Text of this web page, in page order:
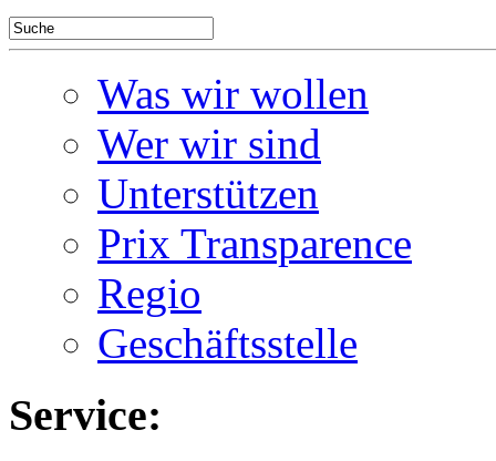
Was wir wollen
Wer wir sind
Unterstützen
Prix Transparence
Regio
Geschäftsstelle
Service: